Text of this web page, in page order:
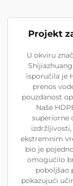
Projekt
U okviru
isporučila je
prenos
pouzdanost
Naše
superiorne
ekstremnim
bio je
omogućilo
poboljšao
pokazujući